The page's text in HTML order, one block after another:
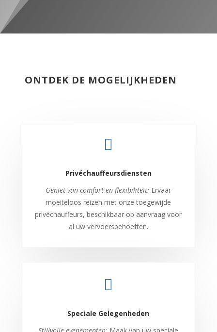
ONTDEK DE MOGELIJKHEDEN

Privéchauffeursdiensten
Geniet van comfort en flexibiliteit: Ervaar
moeiteloos reizen met onze toegewijde
privéchauffeurs, beschikbaar op aanvraag voor
al uw vervoersbehoeften.

Speciale Gelegenheden
Stijlvolle evenementen: Maak van uw speciale